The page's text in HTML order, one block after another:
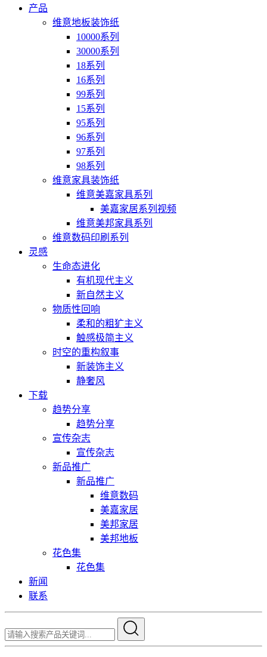
产品
维意地板装饰纸
10000系列
30000系列
18系列
16系列
99系列
15系列
95系列
96系列
97系列
98系列
维意家具装饰纸
维意美嘉家具系列
美嘉家居系列视频
维意美邦家具系列
维意数码印刷系列
灵感
生命态进化
有机现代主义
新自然主义
物质性回响
柔和的粗犷主义
触感极简主义
时空的重构叙事
新装饰主义
静奢风
下载
趋势分享
趋势分享
宣传杂志
宣传杂志
新品推广
新品推广
维意数码
美嘉家居
美邦家居
美邦地板
花色集
花色集
新闻
联系